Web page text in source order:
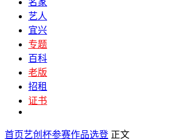
艺人
宜兴
专题
百科
老版
招租
证书
首页艺创杯参赛作品选登 正文